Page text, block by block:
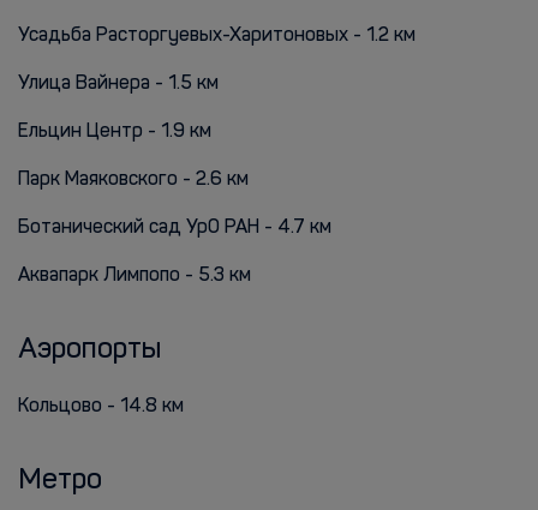
Усадьба Расторгуевых-Харитоновых - 1.2 км
Улица Вайнера - 1.5 км
Ельцин Центр - 1.9 км
Парк Маяковского - 2.6 км
Ботанический сад УрО РАН - 4.7 км
Аквапарк Лимпопо - 5.3 км
Аэропорты
Кольцово - 14.8 км
Метро